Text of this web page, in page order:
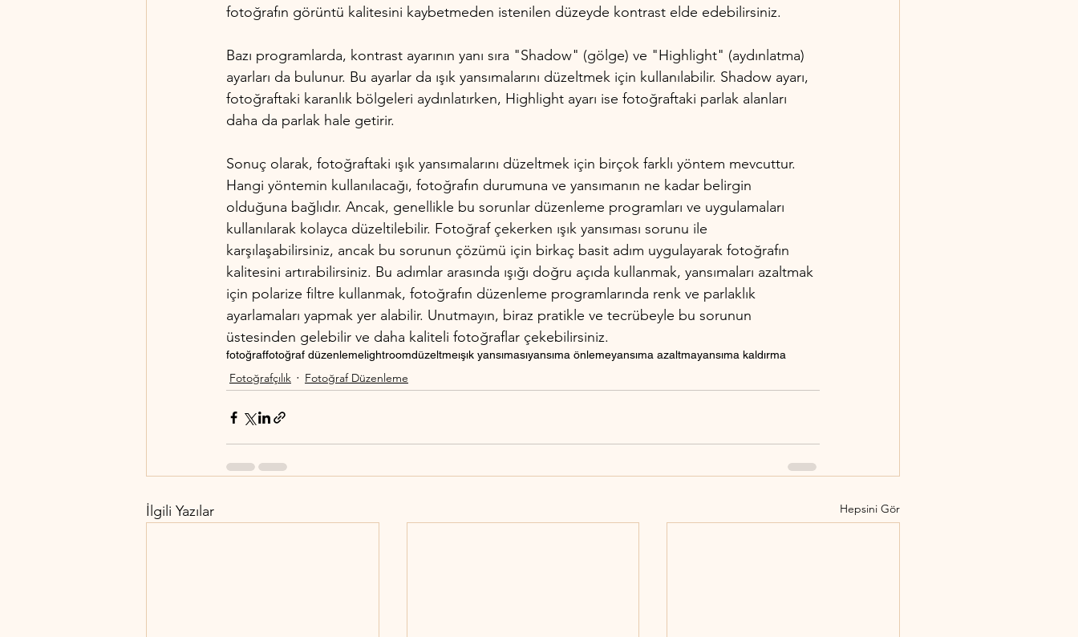
fotoğrafın görüntü kalitesini kaybetmeden istenilen düzeyde kontrast elde edebilirsiniz.
Bazı programlarda, kontrast ayarının yanı sıra "Shadow" (gölge) ve "Highlight" (aydınlatma)
ayarları da bulunur. Bu ayarlar da ışık yansımalarını düzeltmek için kullanılabilir. Shadow ayarı,
fotoğraftaki karanlık bölgeleri aydınlatırken, Highlight ayarı ise fotoğraftaki parlak alanları
daha da parlak hale getirir.
Sonuç olarak, fotoğraftaki ışık yansımalarını düzeltmek için birçok farklı yöntem mevcuttur.
Hangi yöntemin kullanılacağı, fotoğrafın durumuna ve yansımanın ne kadar belirgin
olduğuna bağlıdır. Ancak, genellikle bu sorunlar düzenleme programları ve uygulamaları
kullanılarak kolayca düzeltilebilir. Fotoğraf çekerken ışık yansıması sorunu ile
karşılaşabilirsiniz, ancak bu sorunun çözümü için birkaç basit adım uygulayarak fotoğrafın
kalitesini artırabilirsiniz. Bu adımlar arasında ışığı doğru açıda kullanmak, yansımaları azaltmak
için polarize filtre kullanmak, fotoğrafın düzenleme programlarında renk ve parlaklık
ayarlamaları yapmak yer alabilir. Unutmayın, biraz pratikle ve tecrübeyle bu sorunun
üstesinden gelebilir ve daha kaliteli fotoğraflar çekebilirsiniz.
fotoğraffotoğraf düzenlemelightroomdüzeltmeışık yansımasıyansıma önlemeyansıma azaltmayansıma kaldırma
Fotoğrafçılık Fotoğraf Düzenleme
İlgili Yazılar Hepsini Gör